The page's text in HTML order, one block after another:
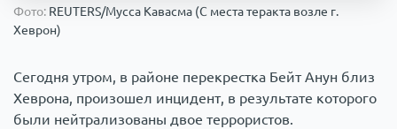
Армия
Фото: REUTERS/Мусса Кавасма (С места теракта возле г.
Хеврон)
Сегодня утром, в районе перекрестка Бейт Анун близ
Хеврона, произошел инцидент, в результате которого
были нейтрализованы двое террористов.